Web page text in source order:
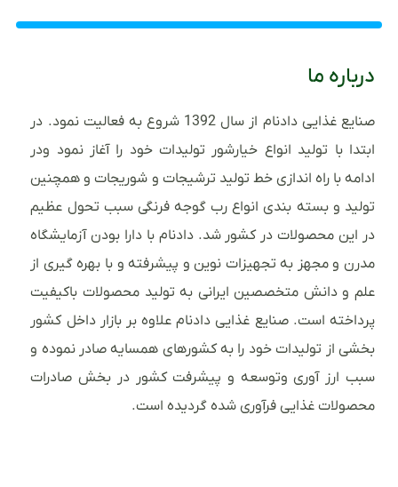
درباره ما
صنایع غذایی دادنام از سال 1392 شروع به فعالیت نمود. در
ابتدا با تولید انواع خیارشور تولیدات خود را آغاز نمود ودر
ادامه با راه اندازی خط تولید ترشیجات و شوریجات و همچنین
تولید و بسته بندی انواع رب گوجه فرنگی سبب تحول عظیم
در این محصولات در کشور شد. دادنام با دارا بودن آزمایشگاه
مدرن و مجهز به تجهیزات نوین و پیشرفته و با بهره گیری از
علم و دانش متخصصین ایرانی به تولید محصولات باکیفیت
پرداخته است. صنایع غذایی دادنام علاوه بر بازار داخل کشور
بخشی از تولیدات خود را به کشورهای همسایه صادر نموده و
سبب ارز آوری وتوسعه و پیشرفت کشور در بخش صادرات
محصولات غذایی فرآوری شده گردیده است.